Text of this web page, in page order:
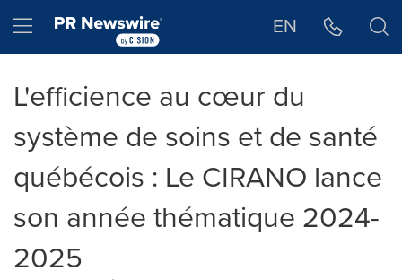
Hamburger menu EN
L'efficience au cœur du
système de soins et de santé
québécois : Le CIRANO lance
son année thématique 2024-
2025